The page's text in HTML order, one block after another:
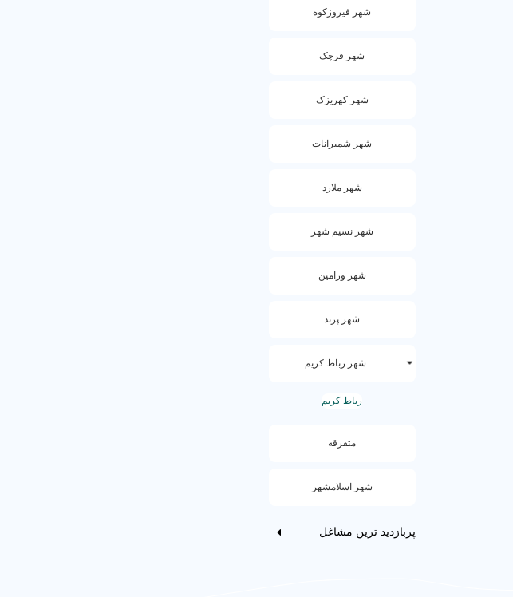
شهر فیروزکوه
شهر قرچک
شهر کهریزک
شهر شمیرانات
شهر ملارد
شهر نسیم شهر
شهر ورامین
شهر پرند
شهر رباط کریم
رباط کریم
متفرقه
شهر اسلامشهر
پربازدید ترین مشاغل